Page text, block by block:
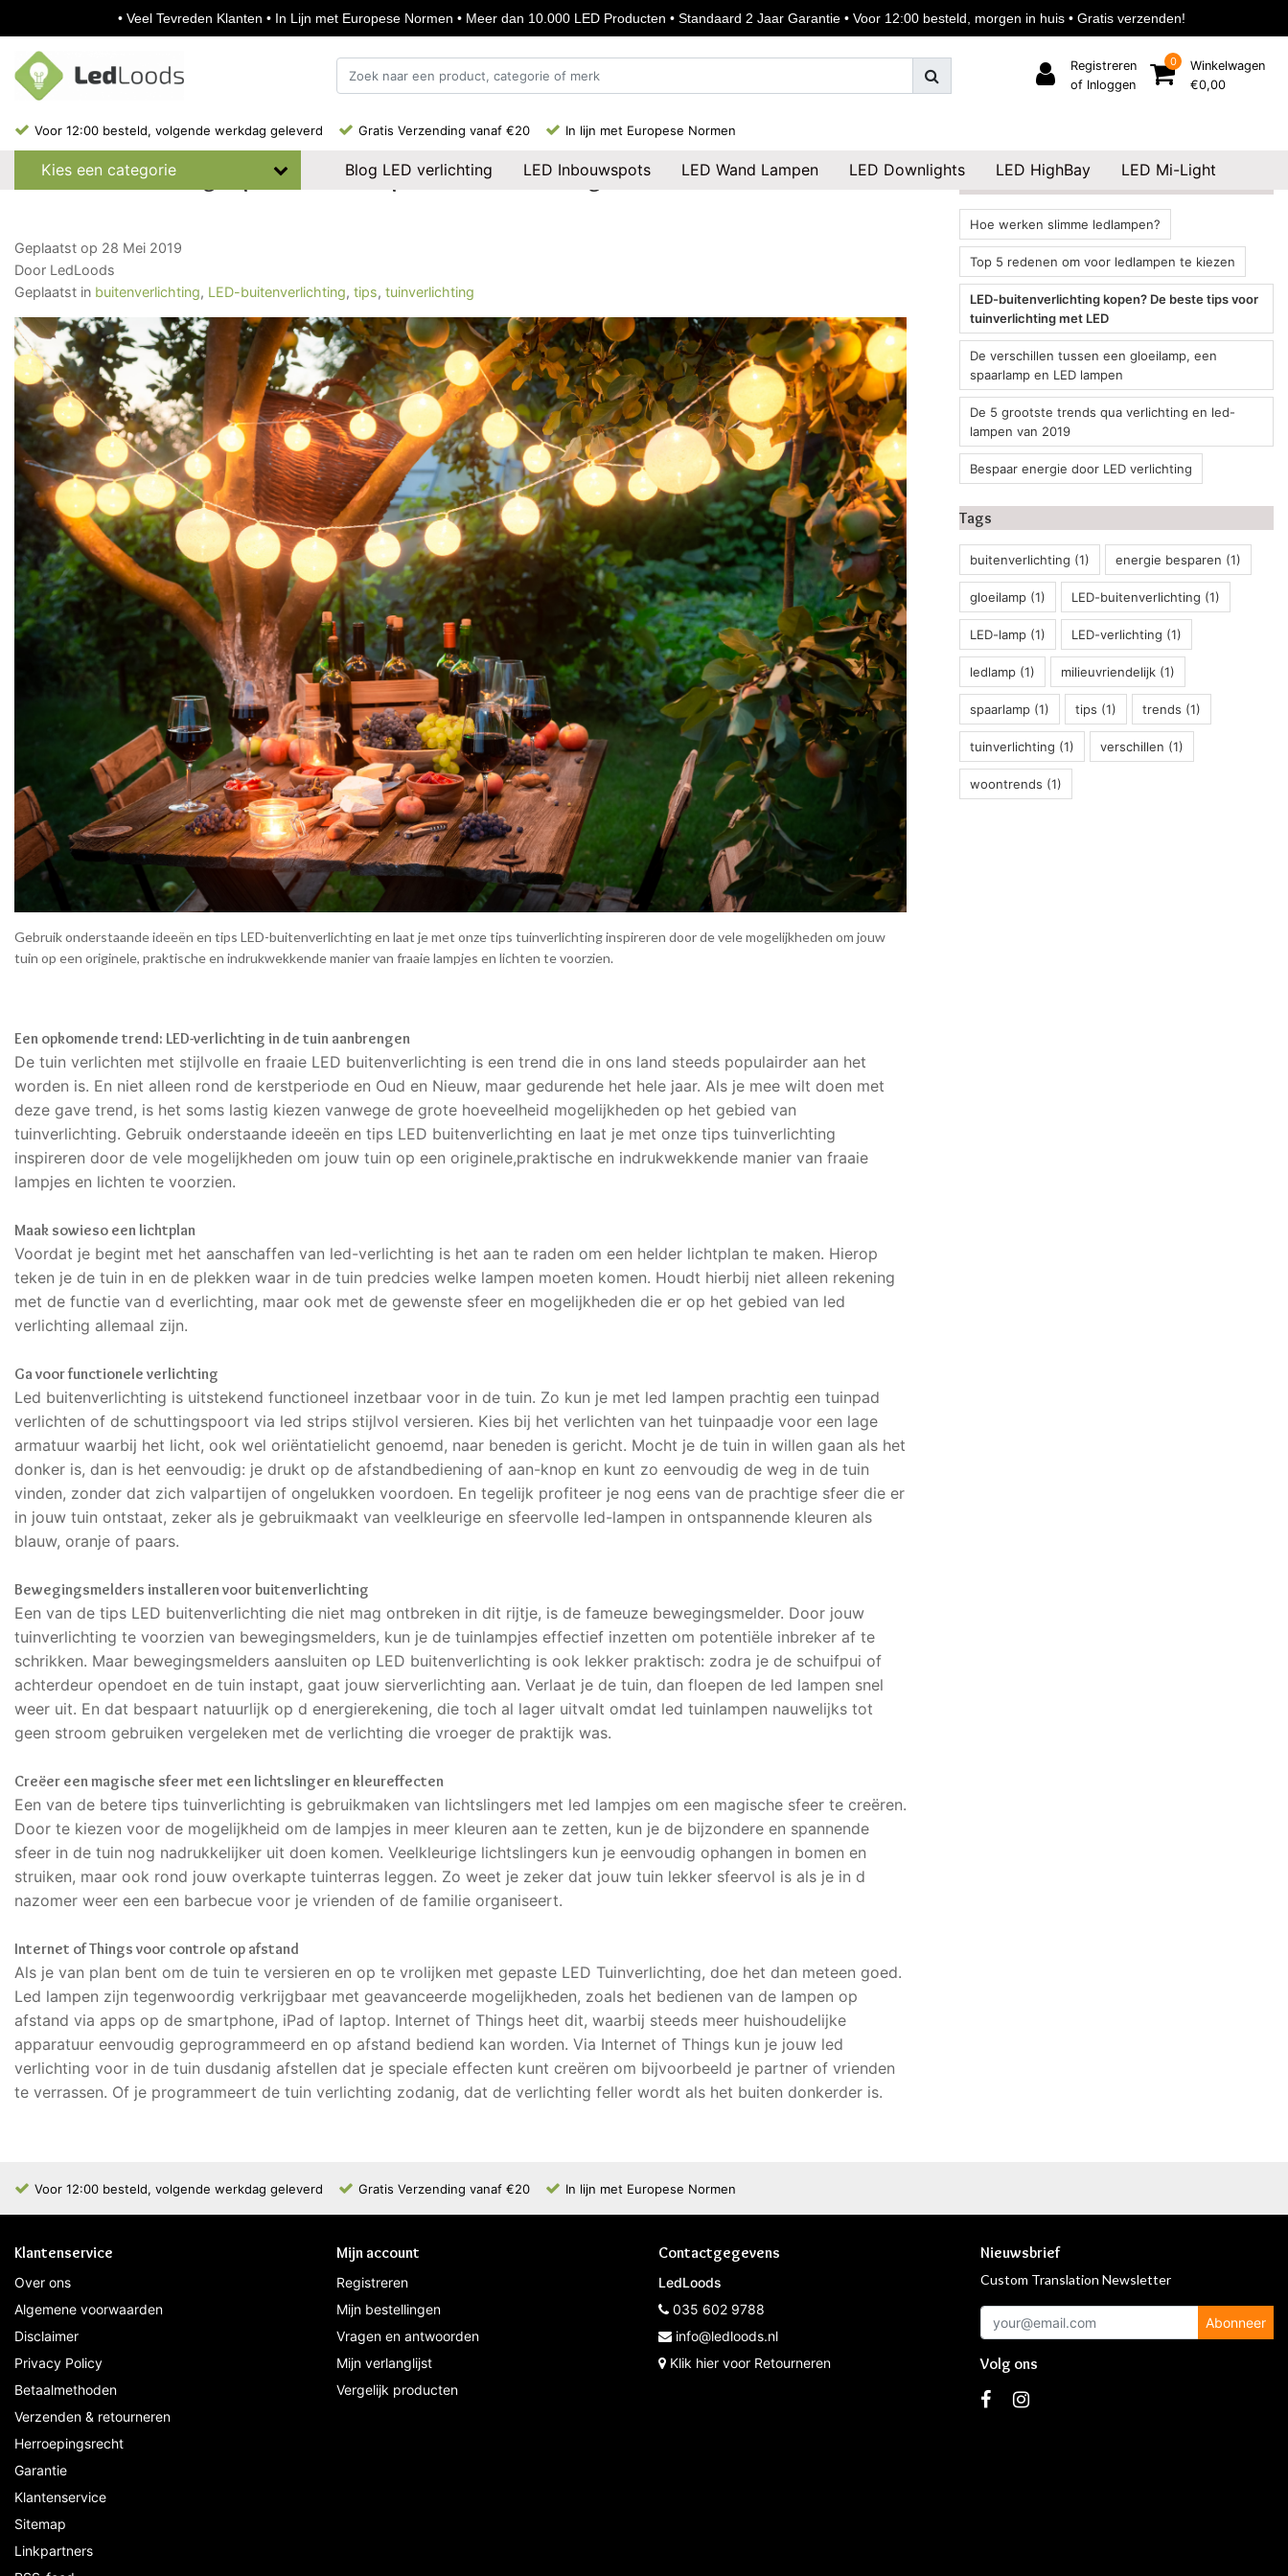
Registreren
of Inloggen
0
Winkelwagen
€0,00
Voor 12:00 besteld, volgende werkdag geleverd Gratis Verzending vanaf €20 In lijn met Europese Normen
Kies een categorie Blog LED verlichting LED Inbouwspots LED Wand Lampen LED Downlights LED HighBay LED Mi-Light
LED-buitenverlichting kopen? De beste tips voor tuinverlichting met LED
Geplaatst op 28 Mei 2019
Door LedLoods
Geplaatst in buitenverlichting, LED-buitenverlichting, tips, tuinverlichting
Gebruik onderstaande ideeën en tips LED-buitenverlichting en laat je met onze tips tuinverlichting inspireren door de vele mogelijkheden om jouw
tuin op een originele, praktische en indrukwekkende manier van fraaie lampjes en lichten te voorzien.
Een opkomende trend: LED-verlichting in de tuin aanbrengen
De tuin verlichten met stijlvolle en fraaie LED buitenverlichting is een trend die in ons land steeds populairder aan het
worden is. En niet alleen rond de kerstperiode en Oud en Nieuw, maar gedurende het hele jaar. Als je mee wilt doen met
deze gave trend, is het soms lastig kiezen vanwege de grote hoeveelheid mogelijkheden op het gebied van
tuinverlichting. Gebruik onderstaande ideeën en tips LED buitenverlichting en laat je met onze tips tuinverlichting
inspireren door de vele mogelijkheden om jouw tuin op een originele,praktische en indrukwekkende manier van fraaie
lampjes en lichten te voorzien.
Maak sowieso een lichtplan
Voordat je begint met het aanschaffen van led-verlichting is het aan te raden om een helder lichtplan te maken. Hierop
teken je de tuin in en de plekken waar in de tuin predcies welke lampen moeten komen. Houdt hierbij niet alleen rekening
met de functie van d everlichting, maar ook met de gewenste sfeer en mogelijkheden die er op het gebied van led
verlichting allemaal zijn.
Ga voor functionele verlichting
Led buitenverlichting is uitstekend functioneel inzetbaar voor in de tuin. Zo kun je met led lampen prachtig een tuinpad
verlichten of de schuttingspoort via led strips stijlvol versieren. Kies bij het verlichten van het tuinpaadje voor een lage
armatuur waarbij het licht, ook wel oriëntatielicht genoemd, naar beneden is gericht. Mocht je de tuin in willen gaan als het
donker is, dan is het eenvoudig: je drukt op de afstandbediening of aan-knop en kunt zo eenvoudig de weg in de tuin
vinden, zonder dat zich valpartijen of ongelukken voordoen. En tegelijk profiteer je nog eens van de prachtige sfeer die er
in jouw tuin ontstaat, zeker als je gebruikmaakt van veelkleurige en sfeervolle led-lampen in ontspannende kleuren als
blauw, oranje of paars.
Bewegingsmelders installeren voor buitenverlichting
Een van de tips LED buitenverlichting die niet mag ontbreken in dit rijtje, is de fameuze bewegingsmelder. Door jouw
tuinverlichting te voorzien van bewegingsmelders, kun je de tuinlampjes effectief inzetten om potentiële inbreker af te
schrikken. Maar bewegingsmelders aansluiten op LED buitenverlichting is ook lekker praktisch: zodra je de schuifpui of
achterdeur opendoet en de tuin instapt, gaat jouw sierverlichting aan. Verlaat je de tuin, dan floepen de led lampen snel
weer uit. En dat bespaart natuurlijk op d energierekening, die toch al lager uitvalt omdat led tuinlampen nauwelijks tot
geen stroom gebruiken vergeleken met de verlichting die vroeger de praktijk was.
Creëer een magische sfeer met een lichtslinger en kleureffecten
Een van de betere tips tuinverlichting is gebruikmaken van lichtslingers met led lampjes om een magische sfeer te creëren.
Door te kiezen voor de mogelijkheid om de lampjes in meer kleuren aan te zetten, kun je de bijzondere en spannende
sfeer in de tuin nog nadrukkelijker uit doen komen. Veelkleurige lichtslingers kun je eenvoudig ophangen in bomen en
struiken, maar ook rond jouw overkapte tuinterras leggen. Zo weet je zeker dat jouw tuin lekker sfeervol is als je in d
nazomer weer een een barbecue voor je vrienden of de familie organiseert.
Internet of Things voor controle op afstand
Als je van plan bent om de tuin te versieren en op te vrolijken met gepaste LED Tuinverlichting, doe het dan meteen goed.
Led lampen zijn tegenwoordig verkrijgbaar met geavanceerde mogelijkheden, zoals het bedienen van de lampen op
afstand via apps op de smartphone, iPad of laptop. Internet of Things heet dit, waarbij steeds meer huishoudelijke
apparatuur eenvoudig geprogrammeerd en op afstand bediend kan worden. Via Internet of Things kun je jouw led
verlichting voor in de tuin dusdanig afstellen dat je speciale effecten kunt creëren om bijvoorbeeld je partner of vrienden
te verrassen. Of je programmeert de tuin verlichting zodanig, dat de verlichting feller wordt als het buiten donkerder is.
Recente artikelen
Hoe werken slimme ledlampen?
Top 5 redenen om voor ledlampen te kiezen
LED-buitenverlichting kopen? De beste tips voor
tuinverlichting met LED
De verschillen tussen een gloeilamp, een
spaarlamp en LED lampen
De 5 grootste trends qua verlichting en led-
lampen van 2019
Bespaar energie door LED verlichting
Tags
buitenverlichting (1) energie besparen (1)
gloeilamp (1) LED-buitenverlichting (1)
LED-lamp (1) LED-verlichting (1)
ledlamp (1) milieuvriendelijk (1)
spaarlamp (1) tips (1) trends (1)
tuinverlichting (1) verschillen (1)
woontrends (1)
Voor 12:00 besteld, volgende werkdag geleverd Gratis Verzending vanaf €20 In lijn met Europese Normen
Klantenservice
Over ons
Algemene voorwaarden
Disclaimer
Privacy Policy
Betaalmethoden
Verzenden & retourneren
Herroepingsrecht
Garantie
Klantenservice
Sitemap
Linkpartners
Mijn account
Registreren
Mijn bestellingen
Vragen en antwoorden
Mijn verlanglijst
Vergelijk producten
Contactgegevens
LedLoods
035 602 9788
info@ledloods.nl
Klik hier voor Retourneren
Nieuwsbrief
Custom Translation Newsletter
Abonneer
Volg ons
• Veel Tevreden Klanten • In Lijn met Europese Normen • Meer dan 10.000 LED Producten • Standaard 2 Jaar Garantie • Voor 12:00 besteld, morgen in huis • Gratis verzenden!
• Veel Tevreden Klanten • In Lijn met Europese Normen • Meer dan 10.000 LED Producten • Standaard 2 Jaar Garantie • Voor 12:00 besteld, morgen in huis • Gratis verzenden!